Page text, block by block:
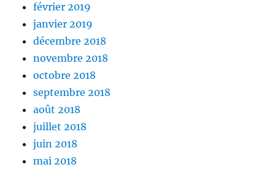
février 2019
janvier 2019
décembre 2018
novembre 2018
octobre 2018
septembre 2018
août 2018
juillet 2018
juin 2018
mai 2018